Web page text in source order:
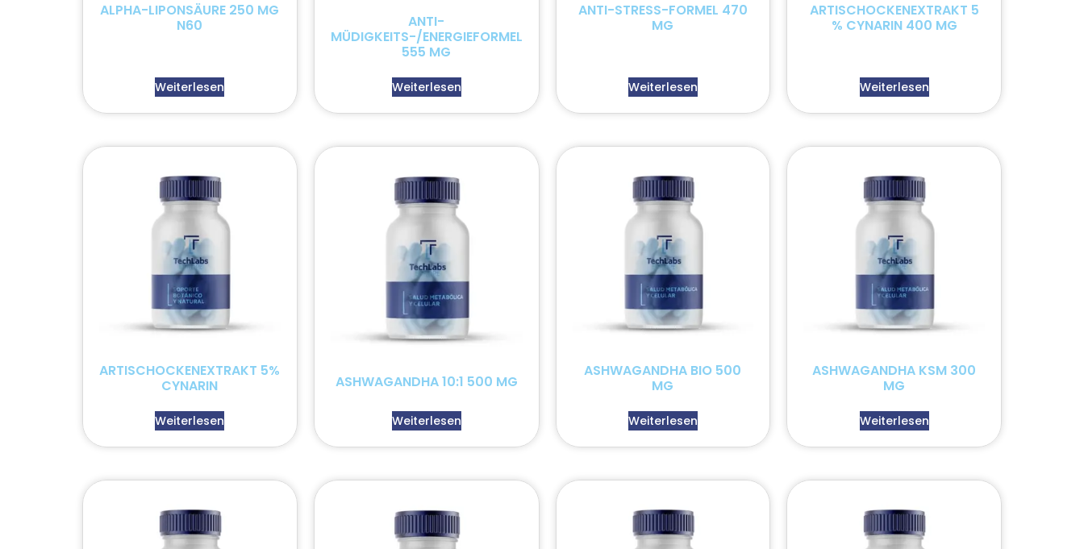
ALPHA-LIPONSÄURE 250 MG
N60
Weiterlesen
ANTI-
MÜDIGKEITS-/ENERGIEFORMEL
555 MG
Weiterlesen
ANTI-STRESS-FORMEL 470
MG
Weiterlesen
ARTISCHOCKENEXTRAKT 5
% CYNARIN 400 MG
Weiterlesen
ARTISCHOCKENEXTRAKT 5%
CYNARIN
Weiterlesen
ASHWAGANDHA 10:1 500 MG
Weiterlesen
ASHWAGANDHA BIO 500
MG
Weiterlesen
ASHWAGANDHA KSM 300
MG
Weiterlesen